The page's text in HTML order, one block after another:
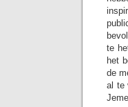
te
het
de
al te